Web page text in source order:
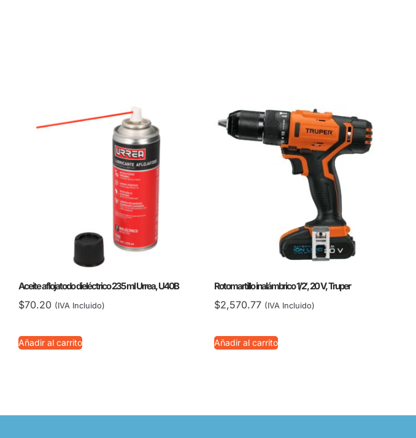
Aceite aflojatodo dieléctrico 235 ml Urrea, U40B
$70.20 (IVA Incluido)
Añadir al carrito
Rotomartillo inalámbrico 1/2′, 20 V, Truper
$2,570.77 (IVA Incluido)
Añadir al carrito